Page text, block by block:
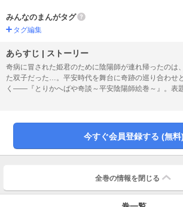
みんなのまんがタグ
タグ編集
あらすじ | ストーリー
奇病に冒された姫君のために陰陽師が連れ帰ったのは
た双子だった…。平安時代を舞台に奇跡の巡り合わせ
く――『とりかへばや奇談～平安陰陽師絵巻～』。表
ィノ』『雪がやんだら』『ANGELLION』など、バラ
今すぐ会員登録する (無料)
全巻の情報を 閉じる